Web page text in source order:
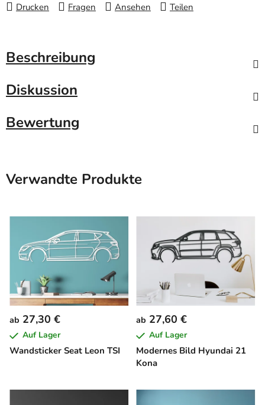
Drucken Fragen Ansehen Teilen
Beschreibung
Diskussion
Bewertung
Verwandte Produkte
Wandsticker Seat Leon TSI
ab 27,30 €
Auf Lager
Modernes Bild Hyundai 21
Kona
ab 27,60 €
Auf Lager